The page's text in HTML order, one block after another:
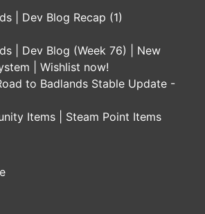
| Dev Blog Recap (1)
| Dev Blog (Week 76) | New
| Wishlist now!
to Badlands Stable Update -
Items | Steam Point Items